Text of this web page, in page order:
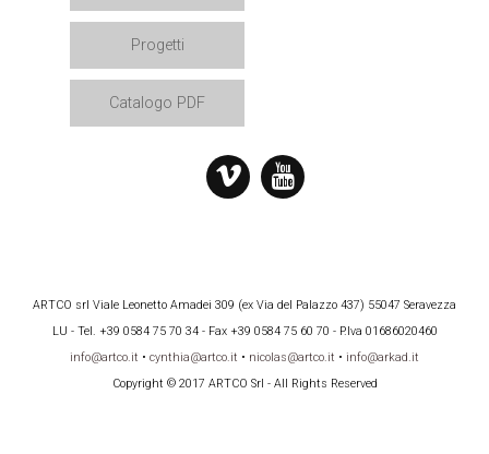
Progetti
Catalogo PDF
ARTCO srl Viale Leonetto Amadei 309 (ex Via del Palazzo 437) 55047 Seravezza
LU - Tel. +39 0584 75 70 34 - Fax +39 0584 75 60 70 - P.Iva 01686020460
info@artco.it • cynthia@artco.it • nicolas@artco.it • info@arkad.it
Copyright © 2017 ARTCO Srl - All Rights Reserved